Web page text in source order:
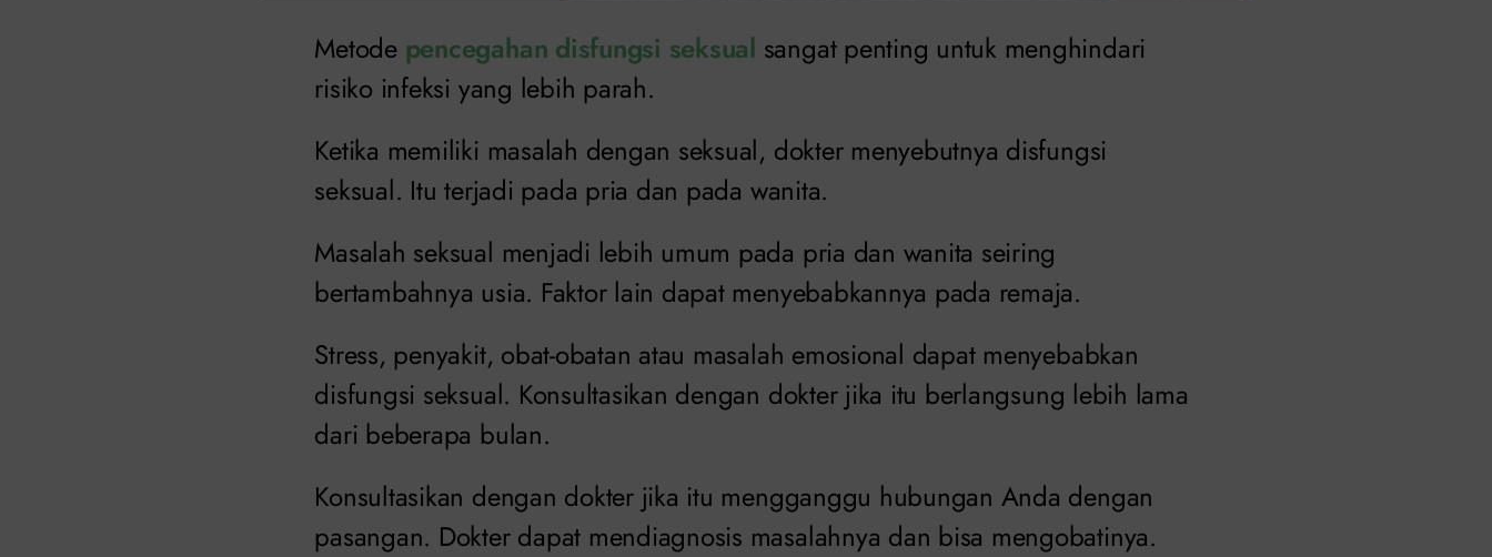
Metode pencegahan disfungsi seksual sangat penting untuk menghindari
risiko infeksi yang lebih parah.
Ketika memiliki masalah dengan seksual, dokter menyebutnya disfungsi
seksual. Itu terjadi pada pria dan pada wanita.
Masalah seksual menjadi lebih umum pada pria dan wanita seiring
bertambahnya usia. Faktor lain dapat menyebabkannya pada remaja.
Stress, penyakit, obat-obatan atau masalah emosional dapat menyebabkan
disfungsi seksual. Konsultasikan dengan dokter jika itu berlangsung lebih lama
dari beberapa bulan.
Konsultasikan dengan dokter jika itu mengganggu hubungan Anda dengan
pasangan. Dokter dapat mendiagnosis masalahnya dan bisa mengobatinya.